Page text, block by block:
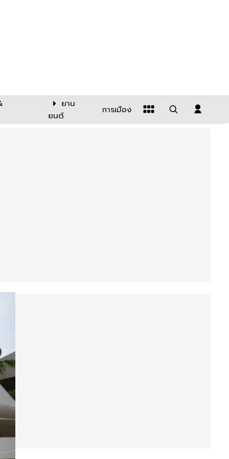
ยาน
ยนต์
การเมือง